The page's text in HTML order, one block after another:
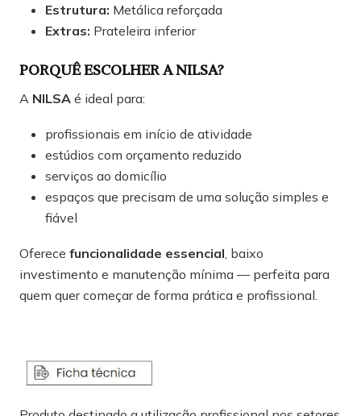
Estrutura: Metálica reforçada
Extras: Prateleira inferior
PORQUÊ ESCOLHER A NILSA?
A NILSA é ideal para:
profissionais em início de atividade
estúdios com orçamento reduzido
serviços ao domicílio
espaços que precisam de uma solução simples e
fiável
Oferece funcionalidade essencial , baixo
investimento e manutenção mínima — perfeita para
quem quer começar de forma prática e profissional.